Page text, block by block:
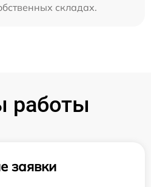
складах.
работы
заявки